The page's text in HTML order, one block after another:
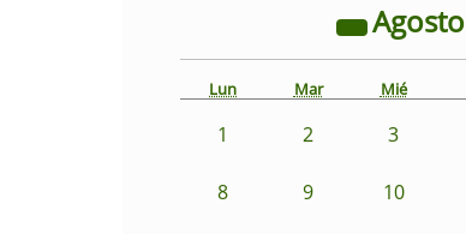
Agosto
Lun Mar Mié
1 2 3
8 9 10